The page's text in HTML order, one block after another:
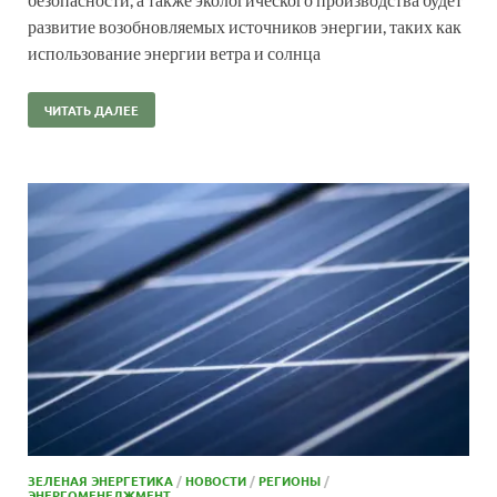
развитие возобновляемых источников энергии, таких как
использование энергии ветра и солнца
ЧИТАТЬ ДАЛЕЕ
ЗЕЛЕНАЯ ЭНЕРГЕТИКА /НОВОСТИ /РЕГИОНЫ /